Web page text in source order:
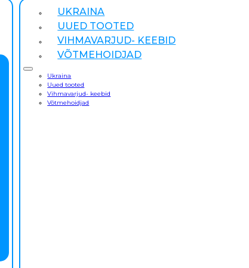
UKRAINA
UUED TOOTED
VIHMAVARJUD- KEEBID
VÕTMEHOIDJAD
Ukraina
Uued tooted
Vihmavarjud- keebid
Võtmehoidjad